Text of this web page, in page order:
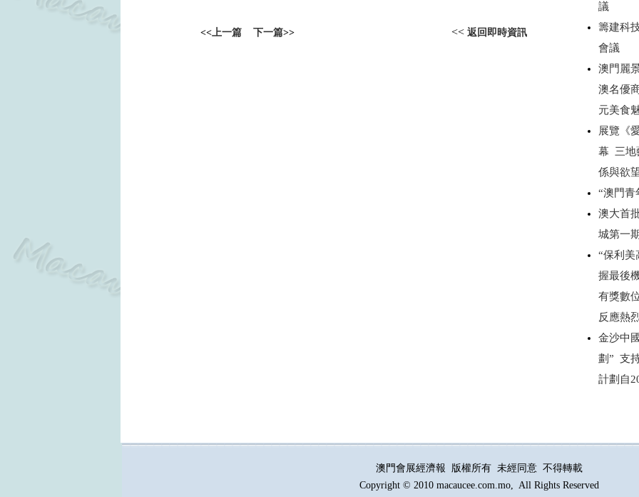
<<上一篇 下一篇>> << 返回即時資訊
議
籌建科
會議
澳門麗
澳名優
元美食
展覽《
幕 三地
係與欲
“澳門
澳大首
城第一
“保利
握最後
有獎數
反應熱
金沙中
劃” 支
計劃自
澳門會展經濟報 版權所有 未經同意 不得轉載
Copyright © 2010 macaucee.com.mo, All Rights Reserved